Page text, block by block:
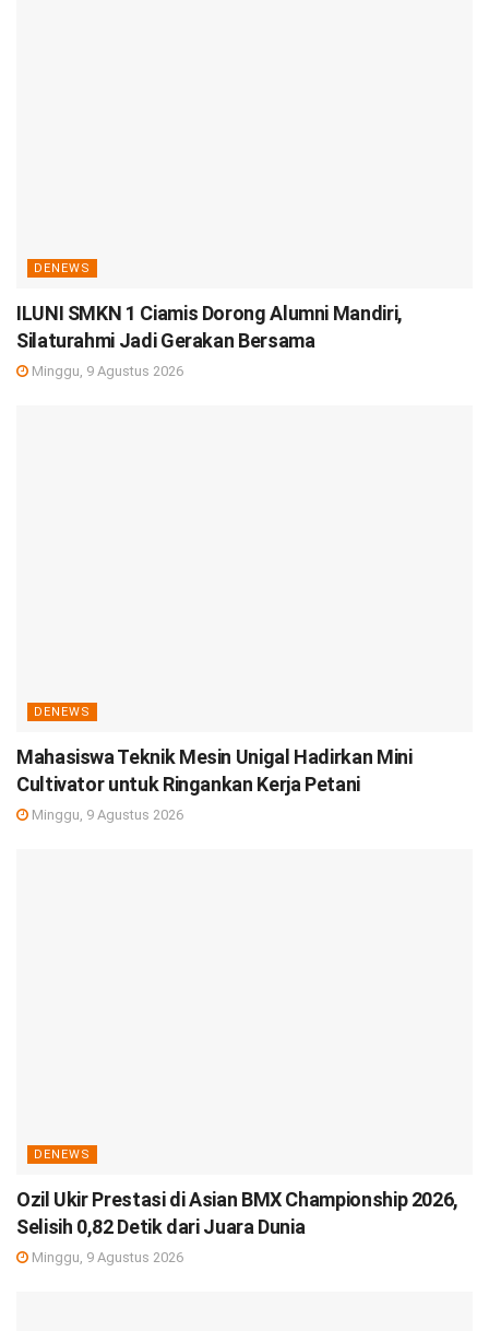
DENEWS
ILUNI SMKN 1 Ciamis Dorong Alumni Mandiri,
Silaturahmi Jadi Gerakan Bersama
Minggu, 9 Agustus 2026
DENEWS
Mahasiswa Teknik Mesin Unigal Hadirkan Mini
Cultivator untuk Ringankan Kerja Petani
Minggu, 9 Agustus 2026
DENEWS
Ozil Ukir Prestasi di Asian BMX Championship 2026,
Selisih 0,82 Detik dari Juara Dunia
Minggu, 9 Agustus 2026